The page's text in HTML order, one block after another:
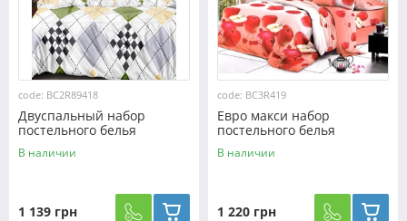
code: BC2R89418
Двуспальный набор
постельного белья
180*220 из Ранфорса
№89418 Черешенка™
В наличии
1 139 грн
code: BC3R419
Евро макси набор
постельного белья
200*220 из Ранфорса
№3R419 Черешенка™
В наличии
1 220 грн